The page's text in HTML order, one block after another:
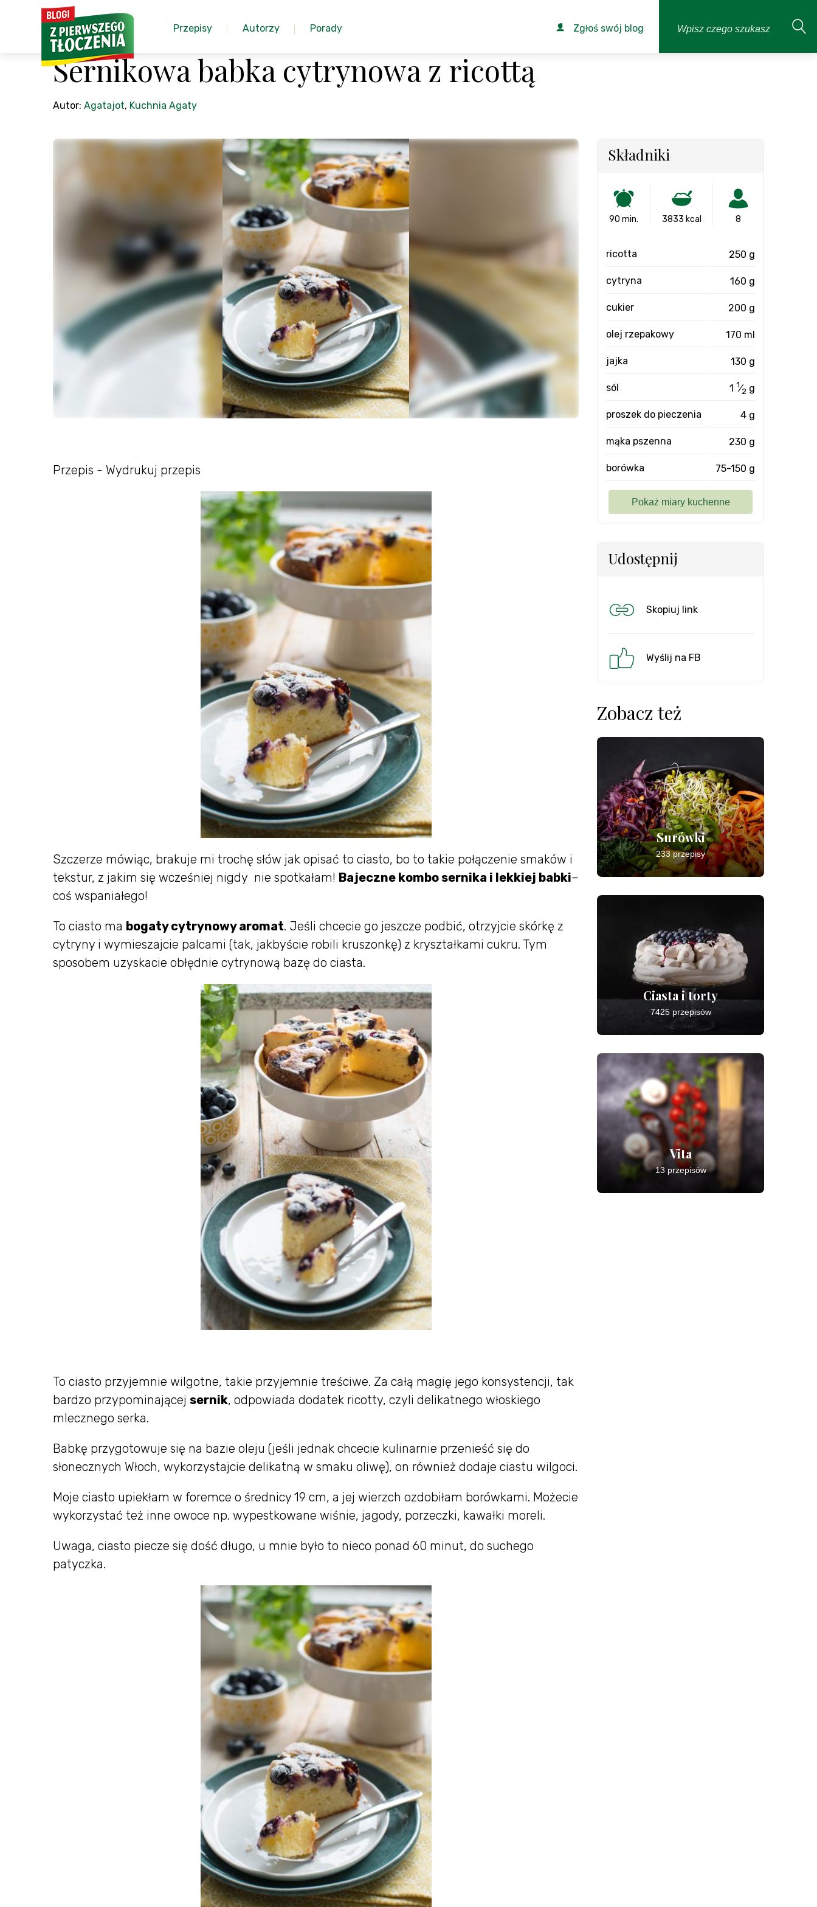
Przepisy Autorzy Porady Zgłoś swój blog
Sernikowa babka cytrynowa z ricottą
Autor: Agatajot, Kuchnia Agaty
Przepis - Wydrukuj przepis
Szczerze mówiąc, brakuje mi trochę słów jak opisać to ciasto, bo to takie połączenie smaków i
tekstur, z jakim się wcześniej nigdy nie spotkałam! Bajeczne kombo sernika i lekkiej babki–
coś wspaniałego!
To ciasto ma bogaty cytrynowy aromat. Jeśli chcecie go jeszcze podbić, otrzyjcie skórkę z
cytryny i wymieszajcie palcami (tak, jakbyście robili kruszonkę) z kryształkami cukru. Tym
sposobem uzyskacie obłędnie cytrynową bazę do ciasta.
To ciasto przyjemnie wilgotne, takie przyjemnie treściwe. Za całą magię jego konsystencji, tak
bardzo przypominającej sernik, odpowiada dodatek ricotty, czyli delikatnego włoskiego
mlecznego serka.
Babkę przygotowuje się na bazie oleju (jeśli jednak chcecie kulinarnie przenieść się do
słonecznych Włoch, wykorzystajcie delikatną w smaku oliwę), on również dodaje ciastu wilgoci.
Moje ciasto upiekłam w foremce o średnicy 19 cm, a jej wierzch ozdobiłam borówkami. Możecie
wykorzystać też inne owoce np. wypestkowane wiśnie, jagody, porzeczki, kawałki moreli.
Uwaga, ciasto piecze się dość długo, u mnie było to nieco ponad 60 minut, do suchego
patyczka.
Składniki
90 min. 3833 kcal 8
ricotta 250 g
cytryna 160 g
cukier 200 g
olej rzepakowy 170 ml
jajka 130 g
sól 1 1⁄2 g
proszek do pieczenia 4 g
mąka pszenna 230 g
borówka 75-150 g
Udostępnij
Skopiuj link
Wyślij na FB
Zobacz też
Surówki
233 przepisy
Ciasta i torty
7425 przepisów
Vita
13 przepisów